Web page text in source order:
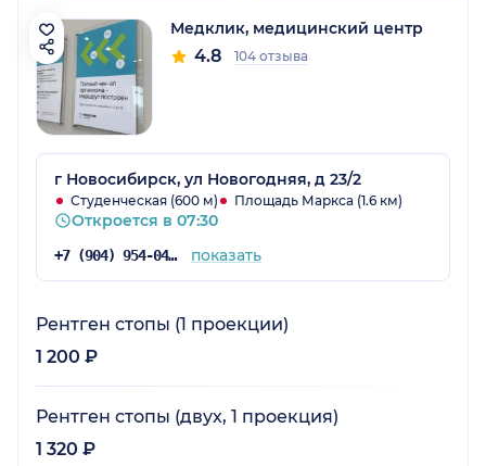
Медклик, медицинский центр
4.8 104 отзыва
г Новосибирск, ул Новогодняя, д 23/2
Студенческая (600 м) Площадь Маркса (1.6 км)
Откроется в 07:30
+7 (904) 954-04-87 показать
Рентген стопы (1 проекции)
1 200 ₽
Рентген стопы (двух, 1 проекция)
1 320 ₽